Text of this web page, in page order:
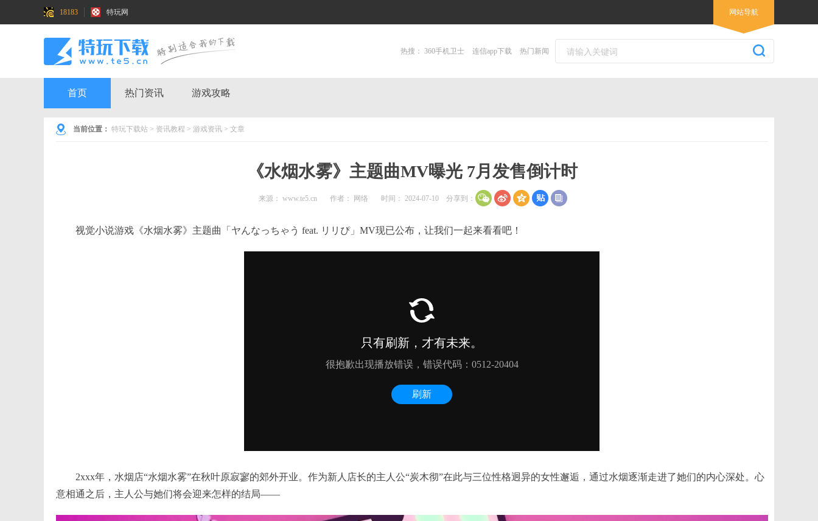
18183 特玩网 网站导航
热搜： 360手机卫士 连信app下载 热门新闻
首页 热门资讯 游戏攻略
当前位置： 特玩下载站 > 资讯教程 > 游戏资讯 > 文章
《水烟水雾》主题曲MV曝光 7月发售倒计时
来源： www.te5.cn 作者： 网络 时间： 2024-07-10 分享到：
视觉小说游戏《水烟水雾》主题曲「ヤんなっちゃう feat. リリぴ」MV现已公布，让我们一起来看看吧！
2xxx年，水烟店“水烟水雾”在秋叶原寂寥的郊外开业。作为新人店长的主人公“炭木彻”在此与三位性格迥异的女性邂逅，通过水烟逐渐走进了她们的内心深处。心
意相通之后，主人公与她们将会迎来怎样的结局——